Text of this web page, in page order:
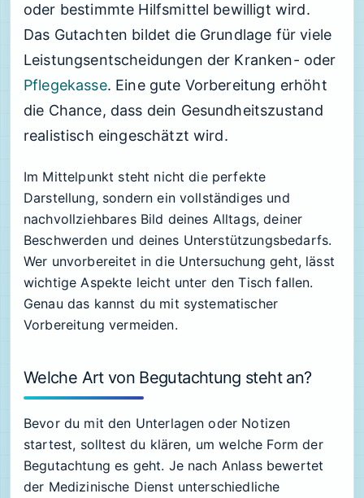
oder bestimmte Hilfsmittel bewilligt wird.
Das Gutachten bildet die Grundlage für viele
Leistungsentscheidungen der Kranken- oder
Pflegekasse. Eine gute Vorbereitung erhöht
die Chance, dass dein Gesundheitszustand
realistisch eingeschätzt wird.
Im Mittelpunkt steht nicht die perfekte
Darstellung, sondern ein vollständiges und
nachvollziehbares Bild deines Alltags, deiner
Beschwerden und deines Unterstützungsbedarfs.
Wer unvorbereitet in die Untersuchung geht, lässt
wichtige Aspekte leicht unter den Tisch fallen.
Genau das kannst du mit systematischer
Vorbereitung vermeiden.
Welche Art von Begutachtung steht an?
Bevor du mit den Unterlagen oder Notizen
startest, solltest du klären, um welche Form der
Begutachtung es geht. Je nach Anlass bewertet
der Medizinische Dienst unterschiedliche